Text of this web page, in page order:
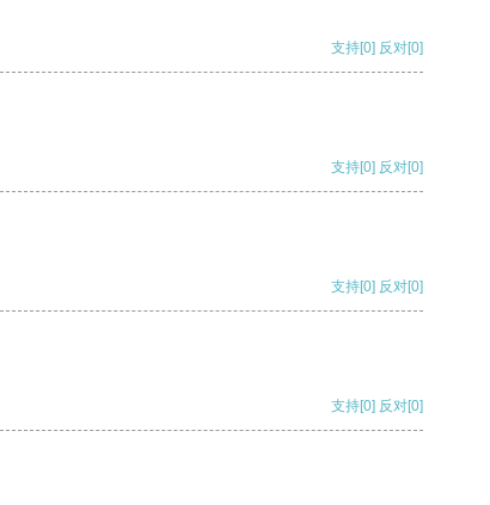
支持[0] 反对[0]
支持[0] 反对[0]
支持[0] 反对[0]
支持[0] 反对[0]